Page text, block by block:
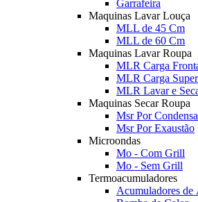
Garrafeira
Maquinas Lavar Louça
MLL de 45 Cm
MLL de 60 Cm
Maquinas Lavar Roupa
MLR Carga
MLR Carga
MLR Lavar e
Maquinas Secar Roupa
Msr Por
Msr Por Exaustão
Microondas
Mo - Com Grill
Mo - Sem Grill
Termoacumuladores
Acumuladores de